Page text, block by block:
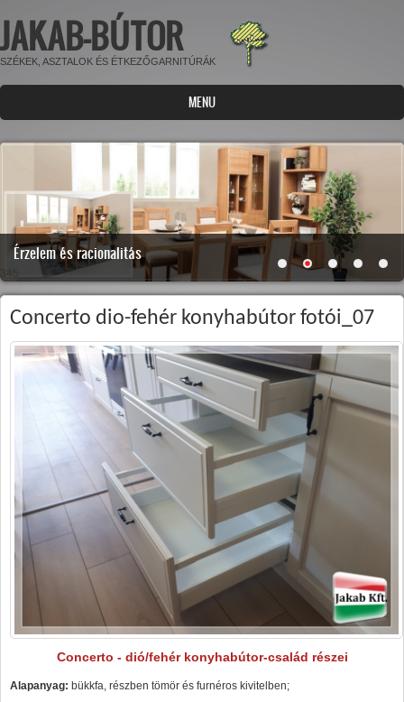
Ugrás a tartalomra
JAKAB-BÚTOR
SZÉKEK, ASZTALOK ÉS ÉTKEZŐGARNITÚRÁK
MENU
Érzelem és racionalitás
Concerto dio-fehér konyhabútor fotói_07
Concerto - dió/fehér konyhabútor-család részei
Alapanyag: bükkfa, részben tömör és furnéros kivitelben;